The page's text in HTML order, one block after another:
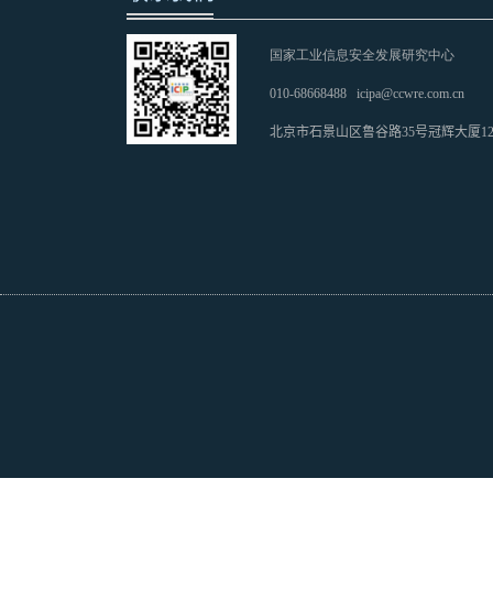
国家工业信息安全发展研究中心
010-68668488 icipa@ccwre.com.cn
北京市石景山区鲁谷路35号冠辉大厦